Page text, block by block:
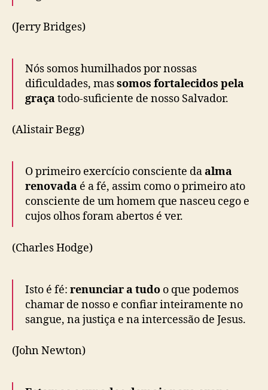
(Jerry Bridges)
Nós somos humilhados por nossas
dificuldades, massomos fortalecidos pela
graçatodo-suficiente de nosso Salvador.
(Alistair Begg)
O primeiro exercício consciente daalma
renovada é a fé, assim como o primeiro ato
consciente de um homem que nasceu cego e
cujos olhos foram abertos é ver.
(Charles Hodge)
Isto é fé: renunciar a tudo o que podemos
chamar de nosso e confiar inteiramente no
sangue, na justiça e na intercessão de Jesus.
(John Newton)